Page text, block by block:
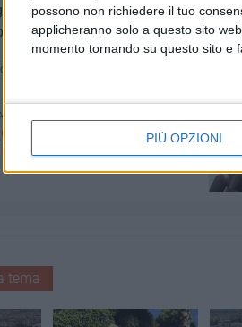
possono non richiedere il tuo
applicheranno solo a questo sito
momento tornando su questo sito e
PIÙ OPZIONI
dato del numero degli abitanti
ha conclusoBiagio Lorusso
LORUSSO
2026
ufficializzato il calendario
Serie B2: debutto a Matera
tema